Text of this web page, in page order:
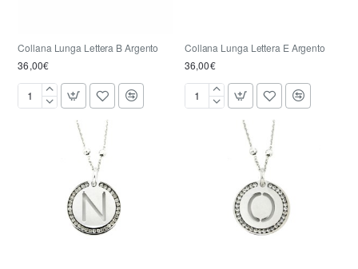
Collana Lunga Lettera B Argento
36,00€
Collana
Collana Lunga Lettera E Argento
36,00€
Collana